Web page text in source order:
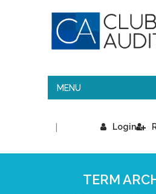
MENU
Login
|
TERM